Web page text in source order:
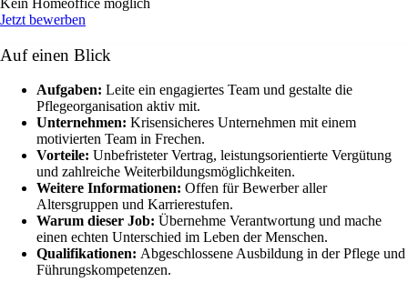
Jetzt bewerben
Auf einen Blick
Aufgaben: Leite ein engagiertes Team und gestalte die
Pflegeorganisation aktiv mit.
Unternehmen: Krisensicheres Unternehmen mit einem
motivierten Team in Frechen.
Vorteile: Unbefristeter Vertrag, leistungsorientierte Vergütung
und zahlreiche Weiterbildungsmöglichkeiten.
Weitere Informationen: Offen für Bewerber aller
Altersgruppen und Karrierestufen.
Warum dieser Job: Übernehme Verantwortung und mache
einen echten Unterschied im Leben der Menschen.
Qualifikationen: Abgeschlossene Ausbildung in der Pflege und
Führungskompetenzen.